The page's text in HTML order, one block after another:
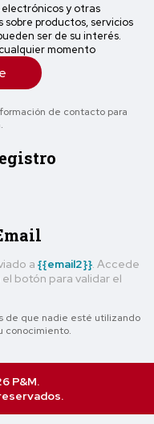
y otras
sobre productos, servicios
ser de su interés.
momento
de contacto para
a {{email2}} . Accede
botón para validar el
de que nadie esté utilizando
conocimiento.
P&M.